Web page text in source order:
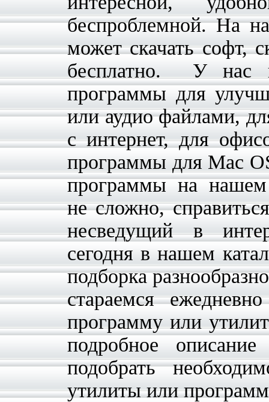
беспроблемной. На
может скачать софт,
бесплатно. У нас
программы для
или аудио файлами,
с интернет, для
программы для Mac
программы на нашем
не сложно,
несведущий в
сегодня в нашем
подборка
стараемся
программу или
подробное
подобрать
утилиты или